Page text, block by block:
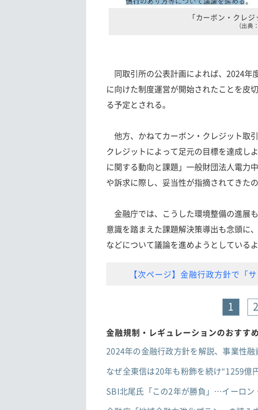
「カーボン・クレ
（出
同取引所の公表計画によれば、2024年
に向けた制度運営が開始されたことを皮
る予定とされる。
他方、かねてカーボン・クレジット取
クレジットによって足元の目標を達成し
に関する動向と課題」一般財団法人電力
や訴求に際し、妥当性が指摘されてきたの
金融庁では、こうした環境整備の進展
意識を踏まえた課題解決策導出も念頭に
などについて議論を進めようとしているよ
【次ページ】金融行政方針で「
1 2
金融規制・レギュレーションのおすす
2024年の金融行政方針を解説、事業性
なぜ全東信は20年も粉飾を続け“1259億
SBI北尾氏「この2年が勝負」…イーロン